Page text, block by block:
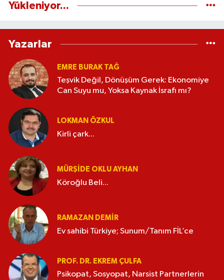
Yükleniyor...
Yazarlar
EMRE BURAK TAĞ
Teşvik Değil, Dönüşüm Gerek: Ekonomiye
Can Suyu mu, Yoksa Kaynak İsrafı mı?
LOKMAN ÖZKUL
Kirli çark...
MÜRŞIDE OKLU AYHAN
Köroğlu Beli...
RAMAZAN DEMİR
Ev sahibi Türkiye; Sunum/Tanım FİL’ce
PROF. DR. EKREM ÇULFA
Psikopat, Sosyopat, Narsist Partnerlerin